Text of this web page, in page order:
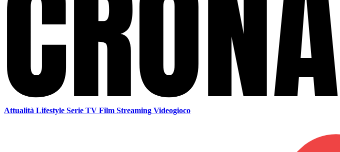
Attualità Lifestyle Serie TV Film Streaming Videogioco